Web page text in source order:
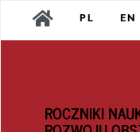
Main
Navigation
PL EN
ROCZNIKI